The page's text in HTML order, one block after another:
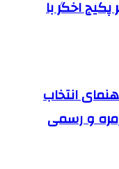
اخگر با
انتخاب
و رسمی